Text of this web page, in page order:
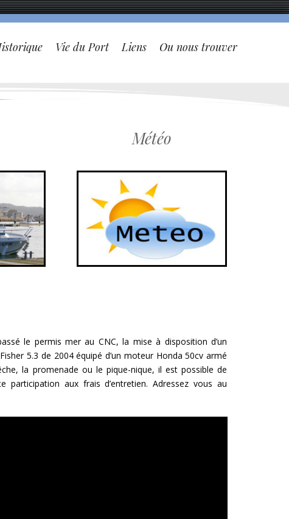
Vie du Port Liens Ou nous trouver
Météo
le permis mer au CNC, la mise à disposition d’un
5.3 de 2004 équipé d’un moteur Honda 50cv armé
la promenade ou le pique-nique, il est possible de
aux frais d’entretien. Adressez vous au